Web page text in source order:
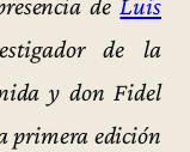
de la
y don Fidel
primera edición